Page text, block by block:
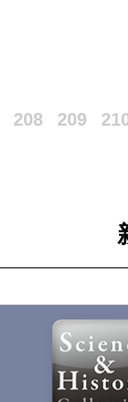
208 209